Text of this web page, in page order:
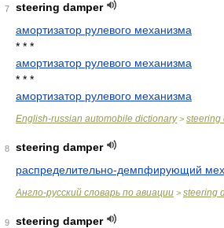
7
steering damper
амортизатор рулевого механизма
* * *
амортизатор рулевого механизма
* * *
амортизатор рулевого механизма
English-russian automobile dictionary> steering
8
steering damper
распределительно-демпфирующий
Англо-русский словарь по авиации > steering
9
steering damper